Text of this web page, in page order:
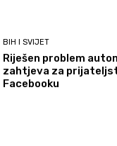
BIH I SVIJET
Riješen problem
zahtjeva za
Facebooku